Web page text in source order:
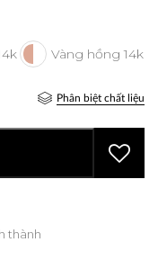
Phân biệt chất liệu
thành